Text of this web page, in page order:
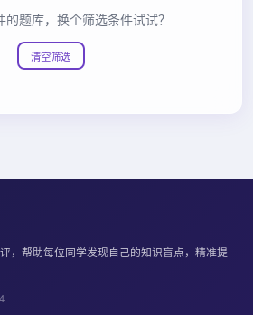
题库，换个筛选条件试试？
清空筛选
，帮助每位同学发现自己的知识盲点，精准提